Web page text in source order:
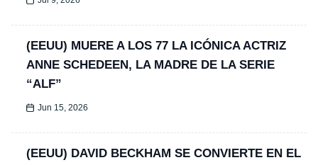
(EEUU) MUERE A LOS 77 LA ICÓNICA ACTRIZ
ANNE SCHEDEEN, LA MADRE DE LA SERIE
“ALF”
Jun 15, 2026
(EEUU) DAVID BECKHAM SE CONVIERTE EN EL